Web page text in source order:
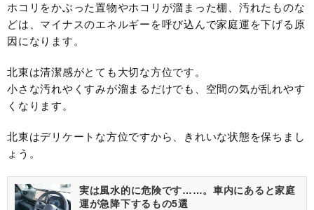
ホコリをかぶった置物やホコリが溜まった棚、汚れたものな
どは、マイナスのエネルギーを呼び込んで家庭運を下げる原
因になります。
北東は清潔感がとても大切な方位です。
小さな汚れやくすみが溜まるだけでも、空間の気が乱れやす
くなります。
北東はデリケートな方位ですから、きれいな状態を保ちまし
ょう。
実は風水的に危険です……。車内にあると家庭
運が急降下するもの5選